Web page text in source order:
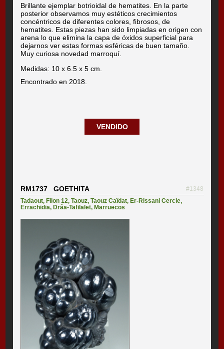
Brillante ejemplar botrioidal de hematites. En la parte
posterior observamos muy estéticos crecimientos
concéntricos de diferentes colores, fibrosos, de
hematites. Estas piezas han sido limpiadas en origen con
arena lo que elimina la capa de óxidos superficial para
dejarnos ver estas formas esféricas de buen tamaño.
Muy curiosa novedad marroquí.
Medidas: 10 x 6.5 x 5 cm.
Encontrado en 2018.
VENDIDO
RM1737 GOETHITA
#1348
Tadaout, Filon 12,Taouz,Taouz Caïdat, Er-Rissani Cercle,
Errachidia, Drâa-Tafilalet, Marruecos